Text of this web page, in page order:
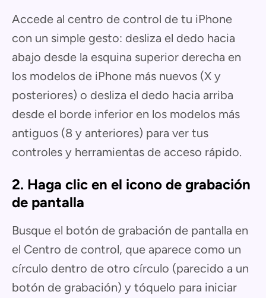
Accede al centro de control de tu iPhone
con un simple gesto: desliza el dedo hacia
abajo desde la esquina superior derecha en
los modelos de iPhone más nuevos (X y
posteriores) o desliza el dedo hacia arriba
desde el borde inferior en los modelos más
antiguos (8 y anteriores) para ver tus
controles y herramientas de acceso rápido.
2. Haga clic en el icono de grabación
de pantalla
Busque el botón de grabación de pantalla en
el Centro de control, que aparece como un
círculo dentro de otro círculo (parecido a un
botón de grabación) y tóquelo para iniciar